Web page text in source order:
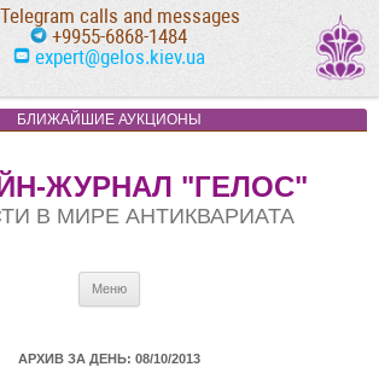
calls and messages
+9955-6868-1484
expert@gelos.kiev.ua
БЛИЖАЙШИЕ АУКЦИОНЫ
ЖУРНАЛ "ГЕЛОС"
В МИРЕ АНТИКВАРИАТА
Меню
АРХИВ ЗА ДЕНЬ: 08/10/2013